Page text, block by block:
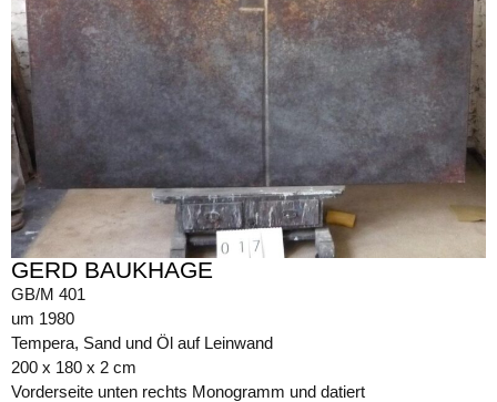
GERD BAUKHAGE
GB/M 401
um 1980
Tempera, Sand und Öl auf Leinwand
200 x 180 x 2 cm
Vorderseite unten rechts Monogramm und datiert